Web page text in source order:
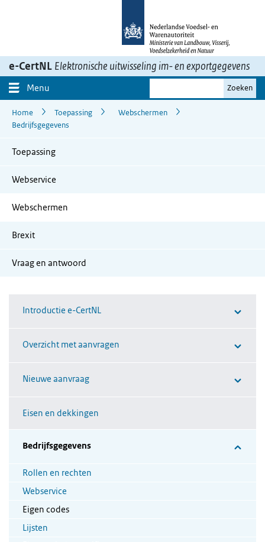
e-CertNL Elektronische uitwisseling im- en exportgegevens
Menu
zoekterm
Zoeken
Home Toepassing
Webschermen
Bedrijfsgegevens
Toepassing
Webservice
Webschermen
Brexit
Vraag en antwoord
Introductie e-CertNL
Overzicht met aanvragen
Nieuwe aanvraag
Eisen en dekkingen
Bedrijfsgegevens
Rollen en rechten
Webservice
Eigen codes
Lijsten